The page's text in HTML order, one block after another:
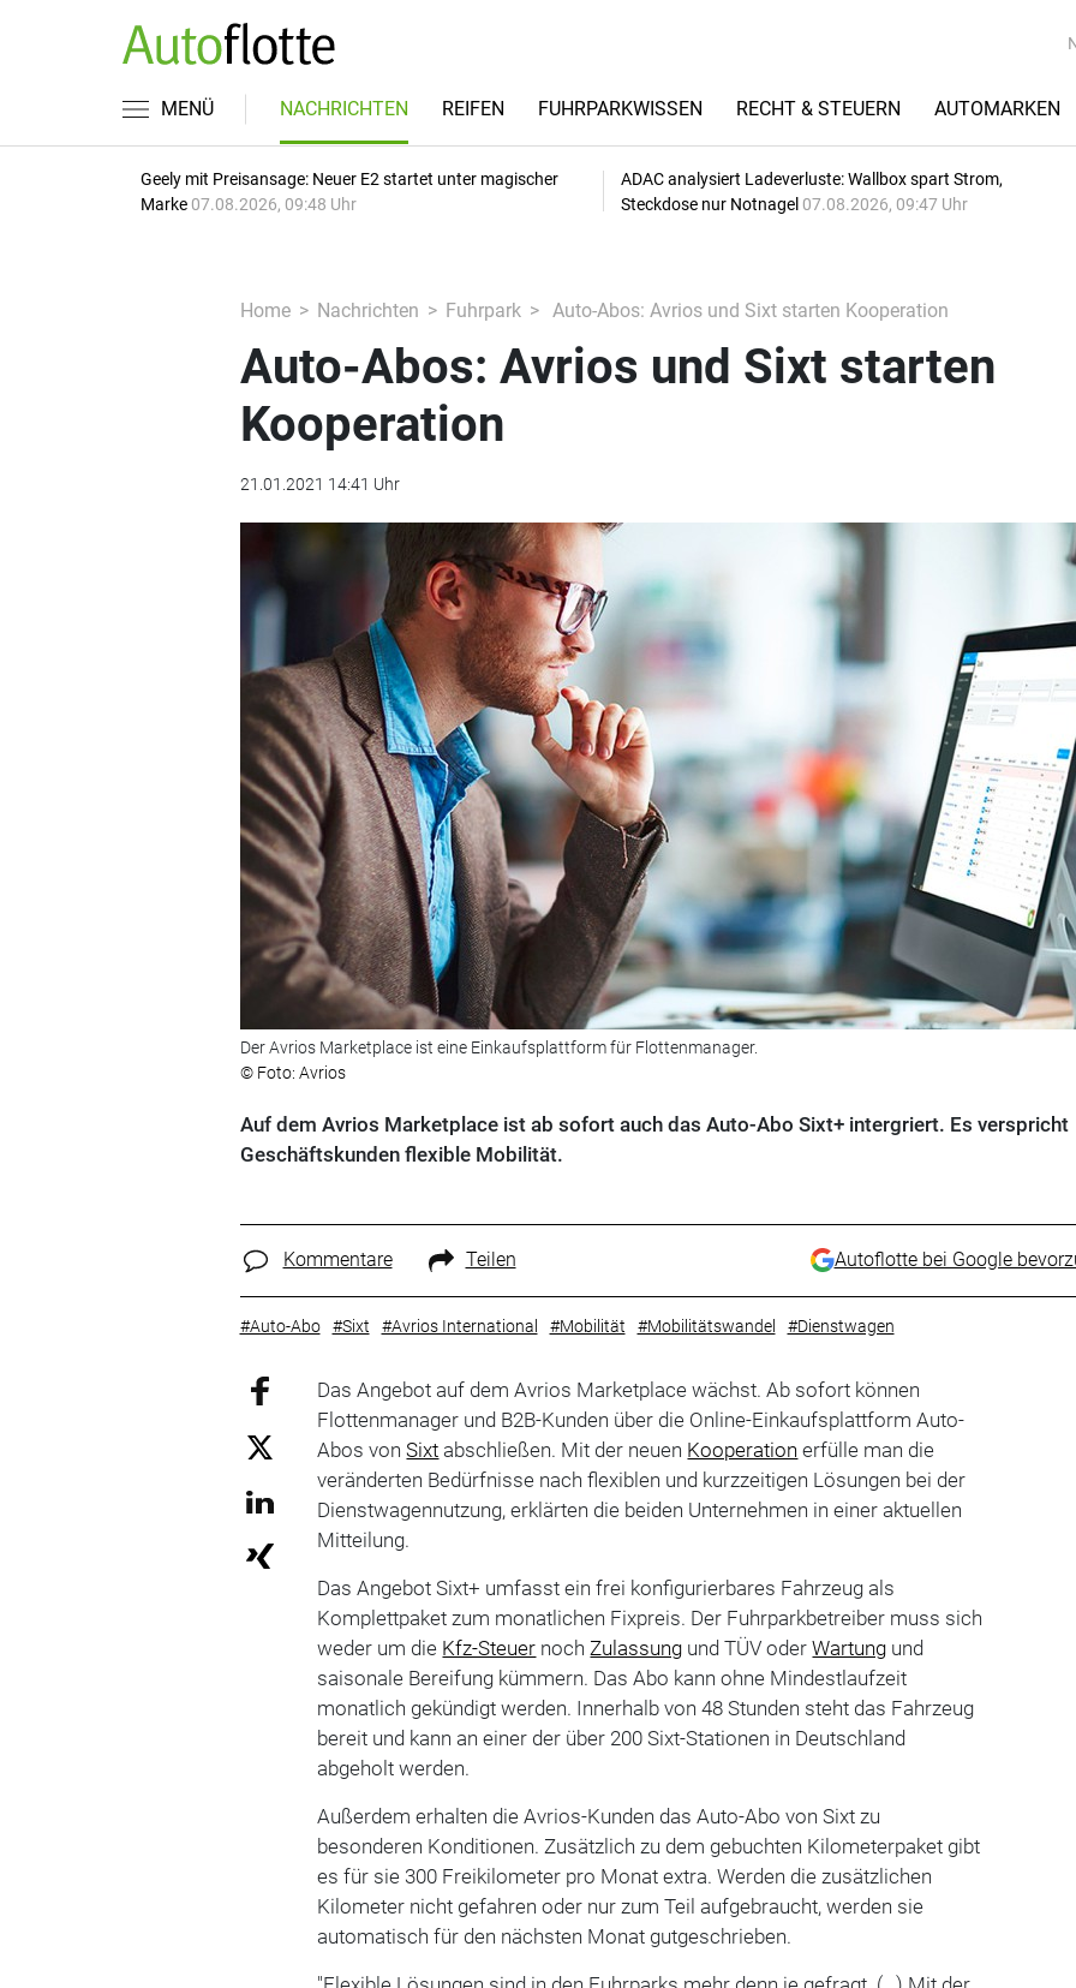
MENÜ NACHRICHTEN REIFEN FUHRPARKWISSEN RECHT & STEUERN AUTOMARKEN
Geely mit Preisansage: Neuer E2 startet unter magischer
Marke 07.08.2026, 09:48 Uhr
ADAC analysiert Ladeverluste: Wallbox spart Strom,
Steckdose nur Notnagel 07.08.2026, 09:47 Uhr
Home Nachrichten Fuhrpark Auto-Abos: Avrios und Sixt starten Kooperation
Auto-Abos: Avrios und Sixt starten
Kooperation
21.01.2021 14:41 Uhr
Der Avrios Marketplace ist eine Einkaufsplattform für Flottenmanager.
© Foto: Avrios
Auf dem Avrios Marketplace ist ab sofort auch das Auto-Abo Sixt+ intergriert. Es verspricht
Geschäftskunden flexible Mobilität.
Kommentare Teilen Autoflotte bei Google
#Auto-Abo #Sixt #Avrios International #Mobilität #Mobilitätswandel #Dienstwagen
Das Angebot auf dem Avrios Marketplace wächst. Ab sofort können
Flottenmanager und B2B-Kunden über die Online-Einkaufsplattform Auto-
Abos vonSixt abschließen. Mit der neuen Kooperation erfülle man die
veränderten Bedürfnisse nach flexiblen und kurzzeitigen Lösungen bei der
Dienstwagennutzung, erklärten die beiden Unternehmen in einer aktuellen
Mitteilung.
Das Angebot Sixt+ umfasst ein frei konfigurierbares Fahrzeug als
Komplettpaket zum monatlichen Fixpreis. Der Fuhrparkbetreiber muss sich
weder um die Kfz-Steuer noch Zulassung und TÜV oderWartung und
saisonale Bereifung kümmern. Das Abo kann ohne Mindestlaufzeit
monatlich gekündigt werden. Innerhalb von 48 Stunden steht das Fahrzeug
bereit und kann an einer der über 200 Sixt-Stationen in Deutschland
abgeholt werden.
Außerdem erhalten die Avrios-Kunden das Auto-Abo von Sixt zu
besonderen Konditionen. Zusätzlich zu dem gebuchten Kilometerpaket gibt
es für sie 300 Freikilometer pro Monat extra. Werden die zusätzlichen
Kilometer nicht gefahren oder nur zum Teil aufgebraucht, werden sie
automatisch für den nächsten Monat gutgeschrieben.